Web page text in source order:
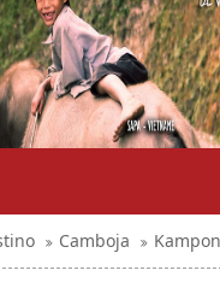
Camboja